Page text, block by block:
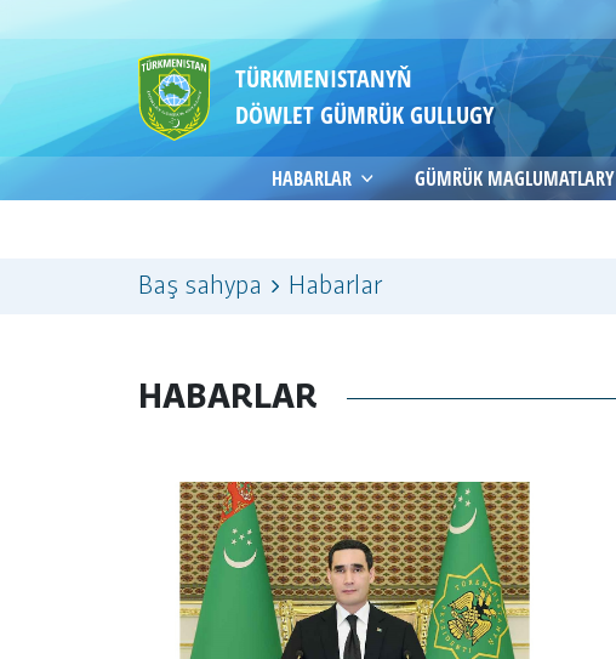
TÜRKMENISTANYŇ
DÖWLET GÜMRÜK GULLUGY
HABARLAR GÜMRÜK MAGLUMATLARY
Baş sahypa Habarlar
HABARLAR